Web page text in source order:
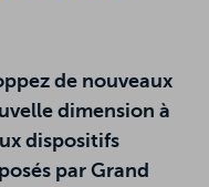
de nouveaux
dimension à
dispositifs
par Grand